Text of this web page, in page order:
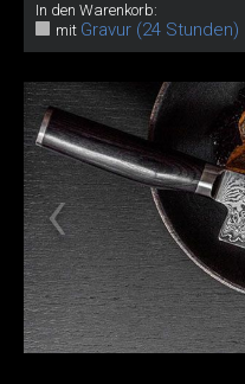
In den Warenkorb:
mit Gravur (24 Stunden)